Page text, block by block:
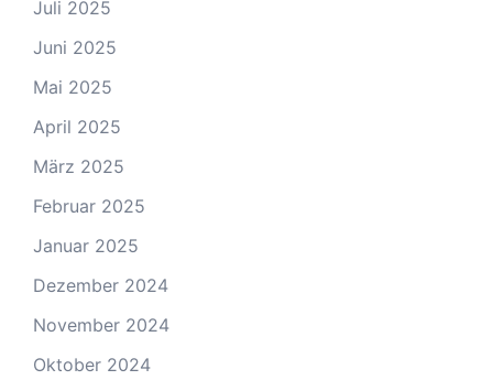
Juli 2025
Juni 2025
Mai 2025
April 2025
März 2025
Februar 2025
Januar 2025
Dezember 2024
November 2024
Oktober 2024